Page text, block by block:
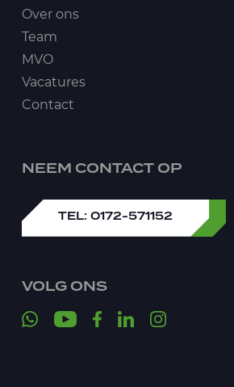
Over ons
Team
MVO
Vacatures
Contact
NEEM CONTACT OP
TEL: 0172-571152
VOLG ONS